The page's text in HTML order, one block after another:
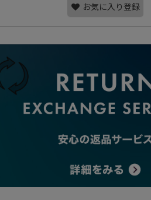
お気に入り登録